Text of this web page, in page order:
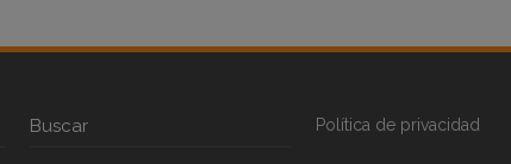
Buscar Política de privacidad